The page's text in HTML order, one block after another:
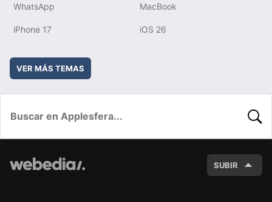
WhatsApp MacBook
iPhone 17 iOS 26
VER MÁS TEMAS
SUBIR